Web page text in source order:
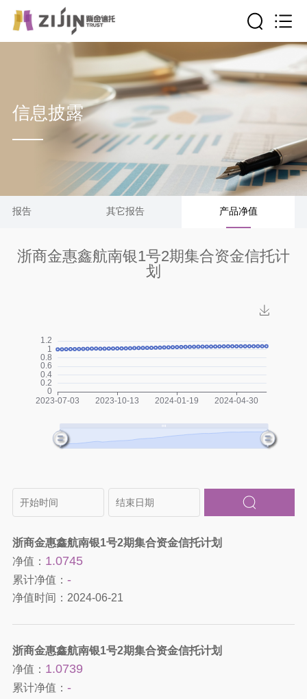
信息披露
算报告 其它报告 产品净值
浙商金惠鑫航南银1号2期集合资金信托计
划
浙商金惠鑫航南银1号2期集合资金信托计划
净值： 1.0745
累计净值： -
净值时间： 2024-06-21
浙商金惠鑫航南银1号2期集合资金信托计划
净值： 1.0739
累计净值： -